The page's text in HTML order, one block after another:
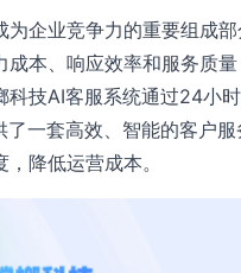
企业竞争力的重要组成
本、响应效率和服务质
科技AI客服系统通过24小
一套高效、智能的客户
降低运营成本。